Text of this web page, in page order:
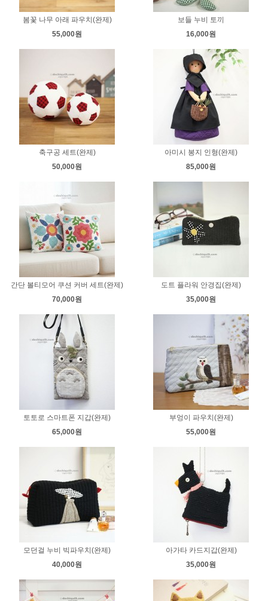
봄꽃 나무 아래 파우치(완제)
55,000원
보들 누비 토끼
16,000원
축구공 세트(완제)
50,000원
아미시 봉지 인형(완제)
85,000원
간단 볼티모어 쿠션 커버 세트(완제)
70,000원
도트 플라워 안경집(완제)
35,000원
토토로 스마트폰 지갑(완제)
65,000원
부엉이 파우치(완제)
55,000원
모던걸 누비 빅파우치(완제)
40,000원
아가타 카드지갑(완제)
35,000원